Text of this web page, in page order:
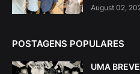
August 02,
POSTAGENS POPULARES
UMA